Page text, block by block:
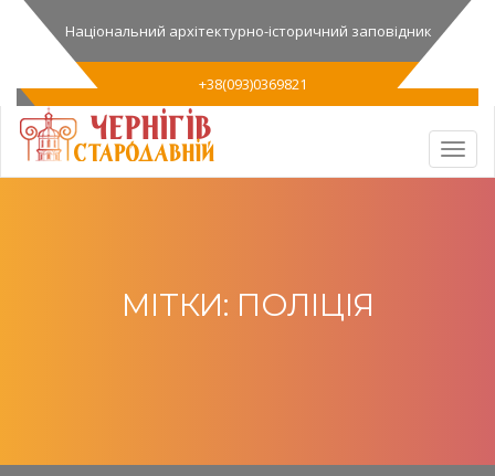
Національний архітектурно-історичний заповідник
+38(093)0369821
МІТКИ: ПОЛІЦІЯ